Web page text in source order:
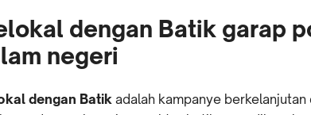
dengan Batik garap
negeri
dengan Batik adalah kampanye